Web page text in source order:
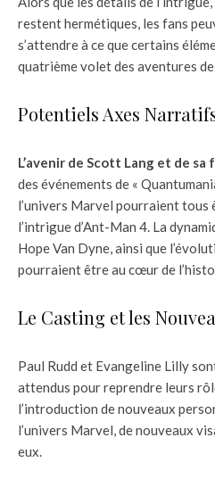
restent hermétiques, les fans
s’attendre à ce que certains
quatrième volet des aventures
Potentiels Axes
L’avenir de Scott Lang et de sa
des événements de «
l’univers Marvel pourraient tous
l’intrigue d’Ant-Man 4. La
Hope Van Dyne, ainsi que
pourraient être au cœur de
Le Casting et les
Paul Rudd et Evangeline Lilly
attendus pour reprendre leurs
l’introduction de nouveaux
l’univers Marvel, de nouveaux
eux.